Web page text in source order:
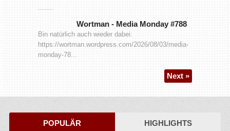
Wortman - Media Monday #788
Bin natürlich auch wieder dabei:
https://wortman.wordpress.com/2026/08/03/media-
monday-78...
Next »
POPULÄR HIGHLIGHTS